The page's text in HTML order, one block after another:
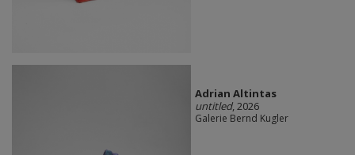
Adrian Altintas
untitled, 2026
Galerie Bernd Kugler